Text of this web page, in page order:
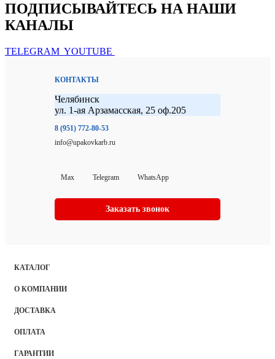
ПОДПИСЫВАЙТЕСЬ НА НАШИ
КАНАЛЫ
TELEGRAM YOUTUBE
КОНТАКТЫ
Челябинск
ул. 1-ая Арзамасская, 25 оф.205
8 (951) 772-80-53
info@upakovkarb.ru
Max Telegram WhatsApp
Заказать звонок
КАТАЛОГ
О КОМПАНИИ
ДОСТАВКА
ОПЛАТА
ГАРАНТИИ